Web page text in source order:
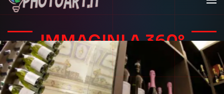
IMMAGINI A 360°